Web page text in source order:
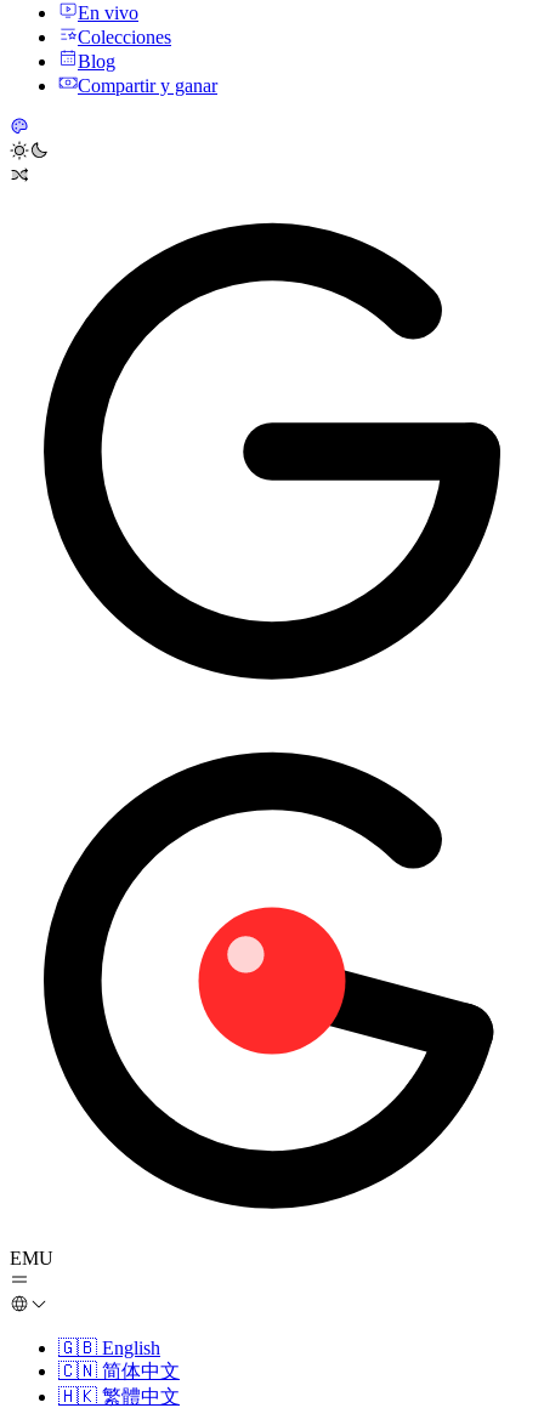
En vivo
Colecciones
Blog
Compartir y ganar
EMU
🇬🇧 English
🇨🇳 简体中文
🇭🇰 繁體中文